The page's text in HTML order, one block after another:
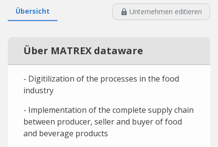
Übersicht Unternehmen editieren
Über MATREX dataware
- Digitilization of the processes in the food
industry
- Implementation of the complete supply chain
between producer, seller and buyer of food
and beverage products